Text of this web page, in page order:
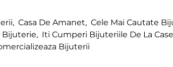
, Casa De Amanet, Cele Mai Cautate
Bijuterie, Iti Cumperi Bijuteriile De La
Bijuterii